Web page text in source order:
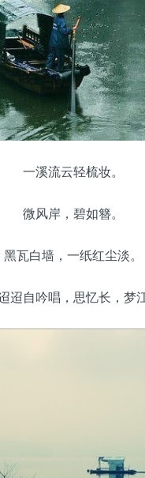
一溪流云轻梳妆。
微风岸，碧如簪。
黑瓦白墙，一纸红尘淡。
迢自吟唱，思忆长，梦